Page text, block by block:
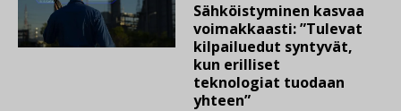
Sähköistyminen kasvaa
voimakkaasti: ”Tulevat
kilpailuedut syntyvät,
kun erilliset
teknologiat tuodaan
yhteen”